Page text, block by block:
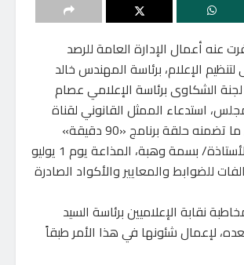
عنه أعمال الإدارة العامة للرصد
الإعلام، برئاسة المهندس خالد
لجنة الشكاوى برئاسة الإعلامي عصام
استدعاء الممثل القانوني لقناة
«المحور» بشأن ما تضمنه حلقة برنامج «90 دقيقة»
تقديم السيدة الأستاذة/ بسمة وهبة، المذاعة يوم 1 يوليو
للضوابط والمعايير والأكواد الصادرة
نقابة الإعلاميين برئاسة السيد
لإعمال شئونها في هذا الأمر طبقاً